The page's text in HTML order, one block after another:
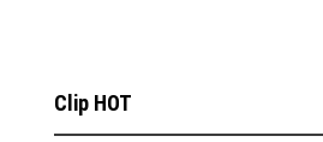
Clip HOT